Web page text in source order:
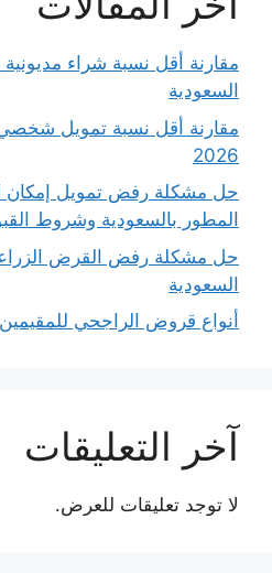
السعودية
مقارنة أقل نسبة تمويل
2026
حل مشكلة رفض تمويل إمكان
المطور بالسعودية وشروط
حل مشكلة رفض القرض
السعودية
أنواع قروض الراجحي
آخر التعليقات
لا توجد تعليقات للعرض.